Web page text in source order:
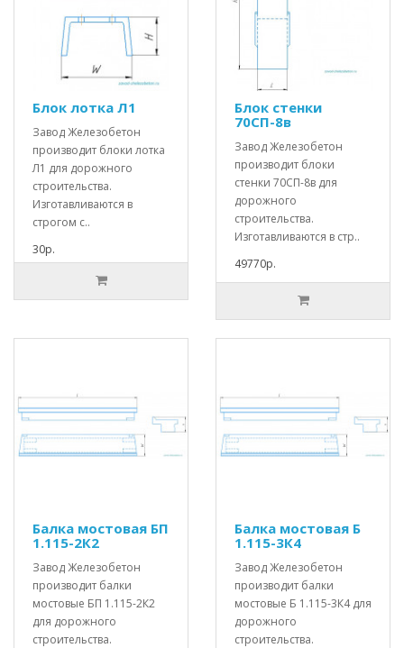
Блок лотка Л1
Завод Железобетон
производит блоки лотка
Л1 для дорожного
строительства.
Изготавливаются в
строгом с..
30р.
Блок стенки
70СП-8в
Завод Железобетон
производит блоки
стенки 70СП-8в для
дорожного
строительства.
Изготавливаются в стр..
49770р.
Балка мостовая БП
1.115-2К2
Завод Железобетон
производит балки
мостовые БП 1.115-2К2
для дорожного
строительства.
Балка мостовая Б
1.115-3К4
Завод Железобетон
производит балки
мостовые Б 1.115-3К4 для
дорожного
строительства.